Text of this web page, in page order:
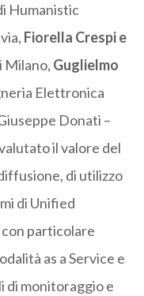
Humanistic
Fiorella Crespi e
Milano, Guglielmo
Elettronica
Donati –
il valore del
di utilizzo
di Unified
particolare
as a Service e
di monitoraggio e